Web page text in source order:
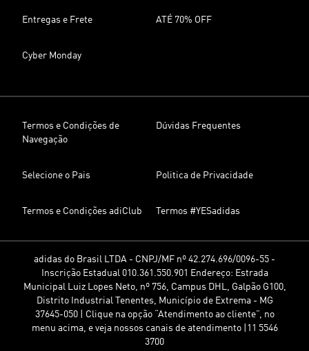
Entregas e Frete ATÉ 70% OFF
Cyber Monday
Termos e Condições de
Navegação
Dúvidas Frequentes
Selecione o Pais Politica de Privacidade
Termos e Condições adiClub Termos #YESadidas
adidas do Brasil LTDA - CNPJ/MF nº 42.274.696/0096-55 -
Inscrição Estadual 010.361.550.901 Endereço: Estrada
Municipal Luiz Lopes Neto, nº 756, Campus DHL, Galpão G100,
Distrito Industrial Tenentes, Município de Extrema - MG
37645-050 | Clique na opção “Atendimento ao cliente”, no
menu acima, e veja nossos canais de atendimento |11 5546
3700